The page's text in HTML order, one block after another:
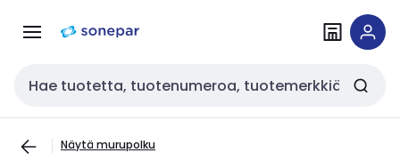
navigointiinsisältöön
Haku
Näytä murupolku